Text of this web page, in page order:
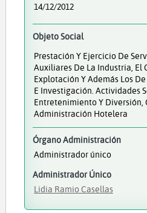
14/12/2012
Objeto Social
Prestación Y Ejercicio De
Auxiliares De La Industria, El
Explotación Y Además Los
E Investigación. Actividades
Entretenimiento Y Diversión,
Administración Hotelera
Órgano Administración
Administrador único
Administrador Único
Lidia Ramio Casellas